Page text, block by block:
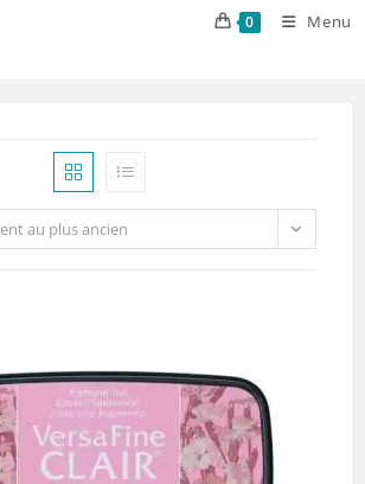
0 Menu
au plus ancien